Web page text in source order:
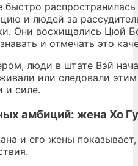
быстро
и людей за
Они восхищались Цюй
и отмечать это
люди в штате Вэй
или следовали
и силе.
амбиций: жена Хо
и его жены